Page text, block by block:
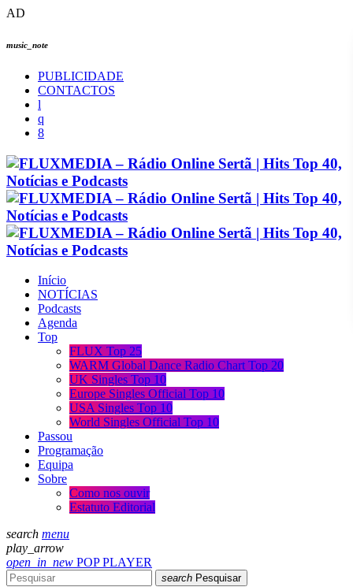
AD
music_note
PUBLICIDADE
CONTACTOS
Início
NOTÍCIAS
Podcasts
Agenda
Top
FLUX Top 25
WARM Global Dance Radio Chart Top 20
UK Singles Top 10
Europe Singles Official Top 10
USA Singles Top 10
World Singles Official Top 10
Passou
Programação
Equipa
Sobre
Como nos ouvir
Estatuto Editorial
search menu
play_arrow
open_in_new POP PLAYER
search Pesquisar